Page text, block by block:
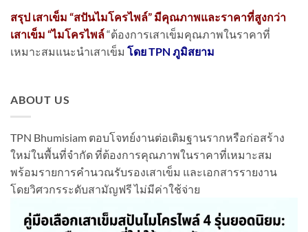
สรุป เสาเข็ม “สปันไมโครไพล์” มีคุณภาพและราคาที่สูงกว่า
เสาเข็ม “ไมโครไพล์“ต้องการเสาเข็มคุณภาพในราคาที่
เหมาะสมแนะนำเสาเข็ม โดย TPN ภูมิสยาม
ABOUT US
TPN Bhumisiam ตอบโจทย์งานต่อเติมฐานรากหรือก่อสร้าง
ใหม่ในพื้นที่จำกัด ที่ต้องการคุณภาพในราคาที่เหมาะสม
พร้อมรายการคำนวณรับรองเสาเข็ม และเอกสารรายงาน
โดยวิศวกรระดับสามัญฟรี ไม่มีค่าใช้จ่าย